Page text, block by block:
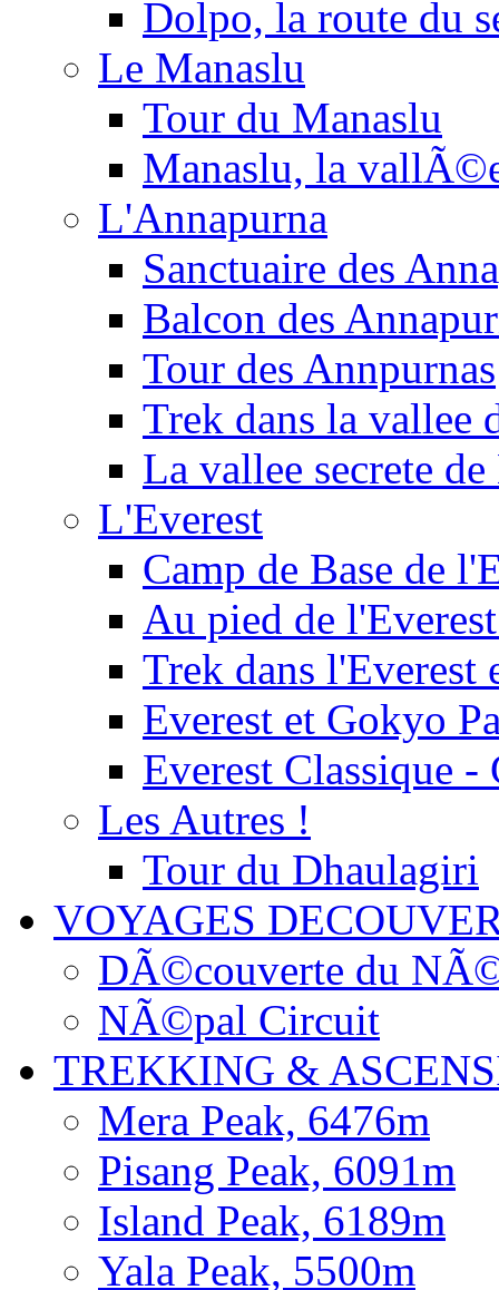
Dolpo, la route du
Le Manaslu
Tour du Manaslu
Manaslu, la
L'Annapurna
Sanctuaire des
Balcon des
Tour des Annpurnas
Trek dans la vallee
La vallee secrete
L'Everest
Camp de Base de
Au pied de
Trek dans l'Everest
Everest et Gokyo
Everest Classique
Les Autres !
Tour du Dhaulagiri
VOYAGES
DÃ©couverte du
NÃ©pal Circuit
TREKKING &
Mera Peak, 6476m
Pisang Peak, 6091m
Island Peak, 6189m
Yala Peak, 5500m